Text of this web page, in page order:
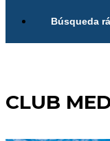
Búsqueda
CLUB